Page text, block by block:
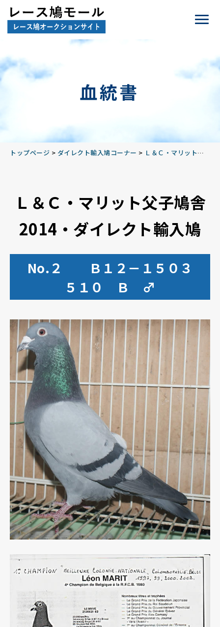
血統書
トップページ > ダイレクト輸入鳩コーナー > Ｌ＆Ｃ・マリット父子鳩舎2014
Ｌ＆Ｃ・マリット父子鳩舎
2014・ダイレクト輸入鳩
No.２ Ｂ１２－１５０３
５１０ Ｂ ♂